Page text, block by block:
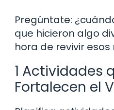
Pregúntate:
que hicieron algo
hora de revivir
1 Actividades
Fortalecen el